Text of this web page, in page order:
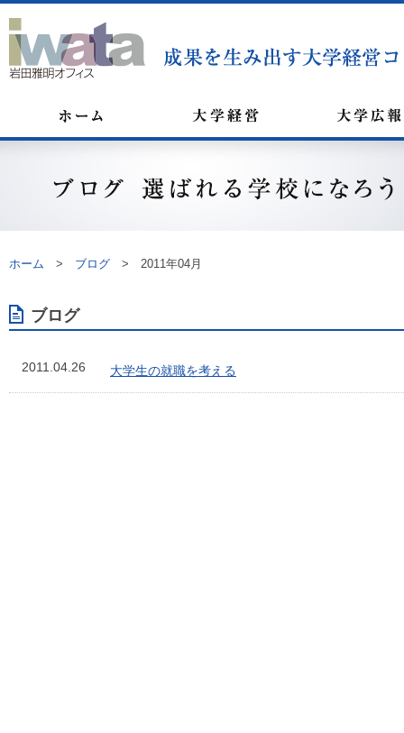
ホーム > ブログ > 2011年04月
ブログ
2011.04.26 大学生の就職を考える